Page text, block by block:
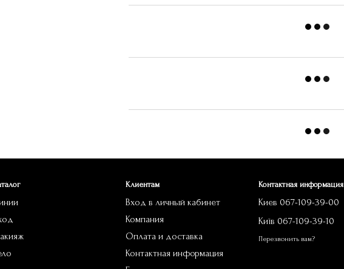
Клиентам
Вход в личный кабинет
Компания
Оплата и доставка
Контактная информация
Контактная информация
Киев 067-109-39-00
Київ 067-109-39-10
Перезвонить вам?